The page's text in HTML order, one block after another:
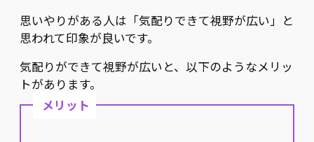
思いやりがある人は「気配りできて視野が広い」と
思われて印象が良いです。
気配りができて視野が広いと、以下のようなメリッ
トがあります。
メリット